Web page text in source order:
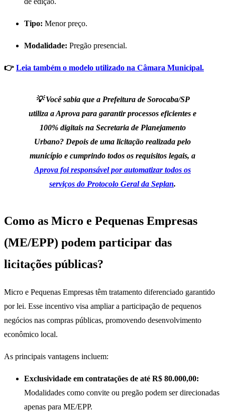
Tipo: Menor preço.
Modalidade: Pregão presencial.
👉 Leia também o modelo utilizado na Câmara Municipal.
💡 Você sabia que a Prefeitura de Sorocaba/SP
utiliza a Aprova para garantir processos eficientes e
100% digitais na Secretaria de Planejamento
Urbano? Depois de uma licitação realizada pelo
município e cumprindo todos os requisitos legais, a
Aprova foi responsável por automatizar todos os
serviços do Protocolo Geral da Seplan.
Como as Micro e Pequenas Empresas
(ME/EPP) podem participar das
licitações públicas?
Micro e Pequenas Empresas têm tratamento diferenciado garantido
por lei. Esse incentivo visa ampliar a participação de pequenos
negócios nas compras públicas, promovendo desenvolvimento
econômico local.
As principais vantagens incluem:
Exclusividade em contratações de até R$ 80.000,00:
Modalidades como convite ou pregão podem ser direcionadas
apenas para ME/EPP.